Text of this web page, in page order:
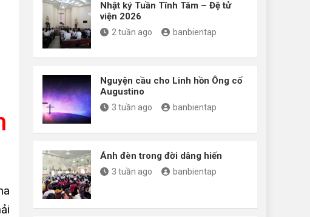
Nhật ký Tuần Tĩnh Tâm – Đệ tử
viện 2026
2 tuần ago banbientap
Nguyện cầu cho Linh hồn Ông cố
Augustino
3 tuần ago banbientap
Ánh đèn trong đời dâng hiến
3 tuần ago banbientap